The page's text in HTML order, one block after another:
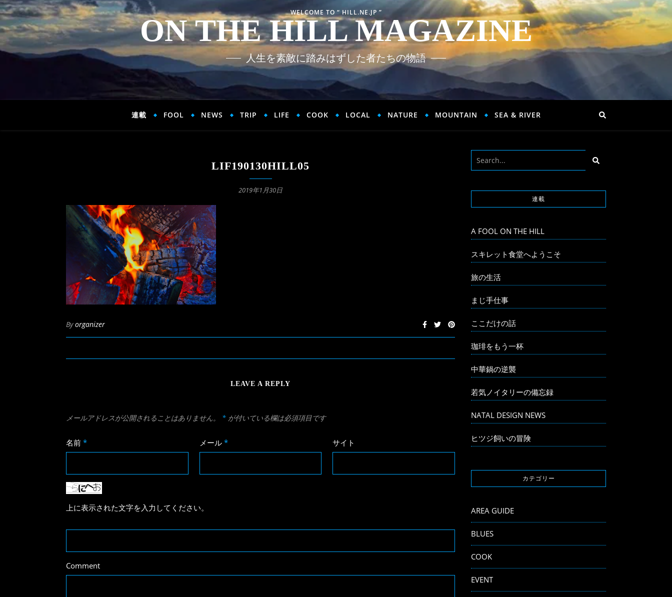
WELCOME TO “ HILL.NE.JP ”
ON THE HILL MAGAZINE
人生を素敵に踏みはずした者たちの物語
連載 FOOL NEWS TRIP LIFE COOK LOCAL NATURE MOUNTAIN SEA & RIVER
LIF190130HILL05
2019年1月30日
Byorganizer
LEAVE A REPLY
メールアドレスが公開されることはありません。 * が付いている欄は必須項目です
名前 * メール * サイト
上に表示された文字を入力してください。
Comment
連載
A FOOL ON THE HILL
スキレット食堂へようこそ
旅の生活
まじ手仕事
ここだけの話
珈琲をもう一杯
中華鍋の逆襲
若気ノイタリーの備忘録
NATAL DESIGN NEWS
ヒツジ飼いの冒険
カテゴリー
AREA GUIDE
BLUES
COOK
EVENT